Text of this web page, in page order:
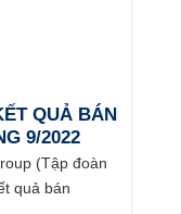
QUẢ BÁN
9/2022
(Tập đoàn
quả bán